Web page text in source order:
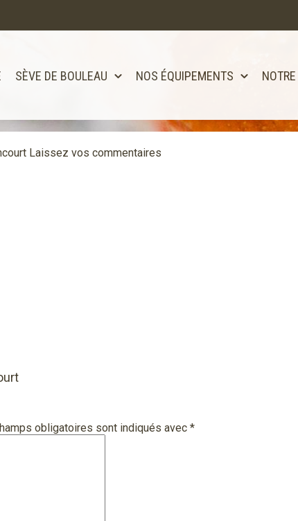
SÈVE DE BOULEAU NOS ÉQUIPEMENTS
sera bientôt disponible!!
Laissez vos commentaires
obligatoires sont indiqués avec *